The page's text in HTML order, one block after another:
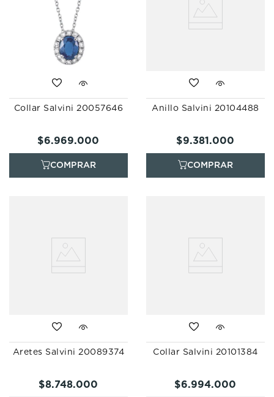
Collar Salvini 20057646
$6.969.000
Anillo Salvini 20104488
$9.381.000
Aretes Salvini 20089374
$8.748.000
Collar Salvini 20101384
$6.994.000